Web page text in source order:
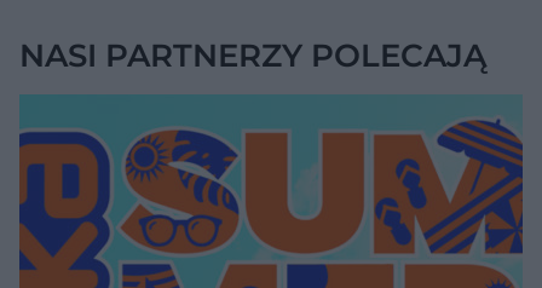
NASI PARTNERZY POLECAJĄ